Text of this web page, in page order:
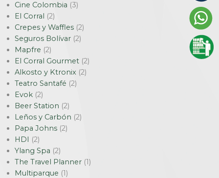
Cine Colombia (3)
El Corral (2)
Crepes y Waffles (2)
Seguros Bolívar (2)
Mapfre (2)
El Corral Gourmet (2)
Alkosto y Ktronix (2)
Teatro Santafé (2)
Evok (2)
Beer Station (2)
Leños y Carbón (2)
Papa Johns (2)
HDI (2)
Ylang Spa (2)
The Travel Planner (1)
Multiparque (1)